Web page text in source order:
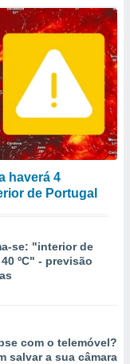
haverá 4
de Portugal
se: "interior de
ºC" - previsão
com o telemóvel?
salvar a sua câmara